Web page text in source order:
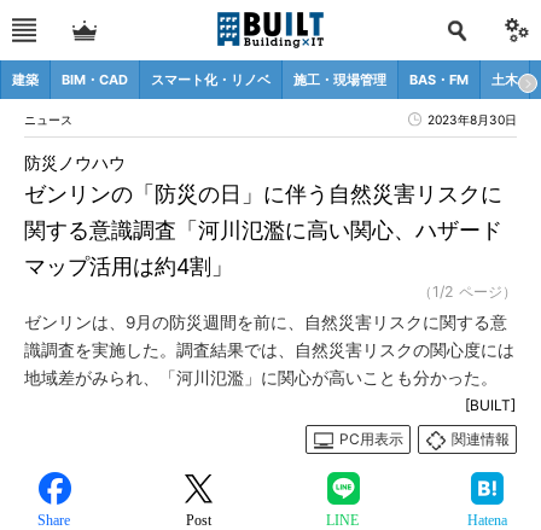
建築 BIM・CAD スマート化・リノベ 施工・現場管理 BAS・FM 土木
ニュース 2023年8月30日
ゼンリンの「防災の日」に伴う自然災害リスクに
関する意識調査「河川氾濫に高い関心、ハザード
マップ活用は約4割」
防災ノウハウ
（1/2 ページ）
ゼンリンは、9月の防災週間を前に、自然災害リスクに関する意
識調査を実施した。調査結果では、自然災害リスクの関心度には
地域差がみられ、「河川氾濫」に関心が高いことも分かった。
[BUILT]
PC用表示
関連情報
Share Post LINE Hatena